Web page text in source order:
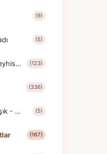
(9)
(5)
Muhammed Aleyhisselam (123)
(336)
Hüseyin Hilmi Işık - Nasihatler (5)
(167)